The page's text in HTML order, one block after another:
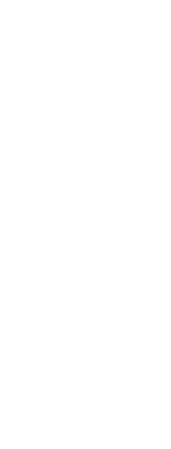
non autorizzato.
attività che si
determinati
scaricare e
Dispositivo.
di Licenza
e le condizioni
“Termini
(i) Backup nel
Portale del
e Protezione
(vi) Norton